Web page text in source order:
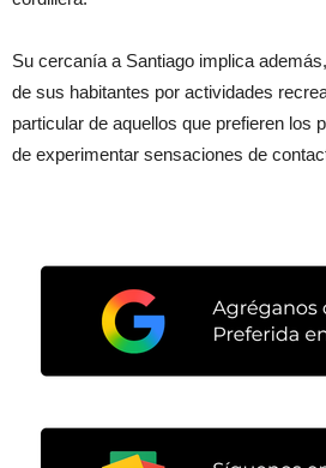
Su cercanía a Santiago implica
de sus habitantes por actividades
particular de aquellos que prefieren los
de experimentar sensaciones de